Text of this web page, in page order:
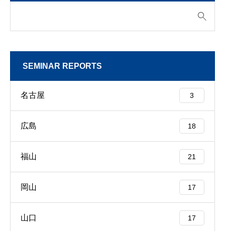
SEMINAR REPORTS
名古屋 3
広島 18
福山 21
岡山 17
山口 17